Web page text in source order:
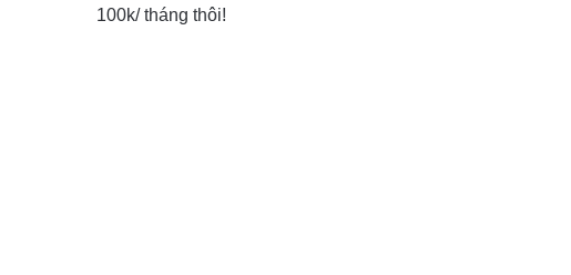
100k/ tháng thôi!